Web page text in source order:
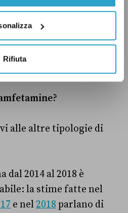
Rifiuta
un aumento del 400
il dato circa l’aumento nei
di quanto sostenuto
alle altre tipologie di
dal 2014 al 2018 è
la stime fatte nel
e nel2018 parlano di